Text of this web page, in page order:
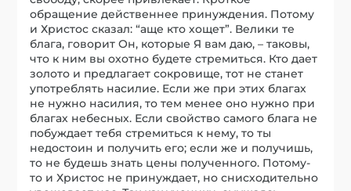
обращение действеннее принуждения. Потому
и Христос сказал: “аще кто хощет”. Велики те
блага, говорит Он, которые Я вам даю, – таковы,
что к ним вы охотно будете стремиться. Кто дает
золото и предлагает сокровище, тот не станет
употреблять насилие. Если же при этих благах
не нужно насилия, то тем менее оно нужно при
благах небесных. Если свойство самого блага не
побуждает тебя стремиться к нему, то ты
недостоин и получить его; если же и получишь,
то не будешь знать цены полученного. Потому-
то и Христос не принуждает, но снисходительно